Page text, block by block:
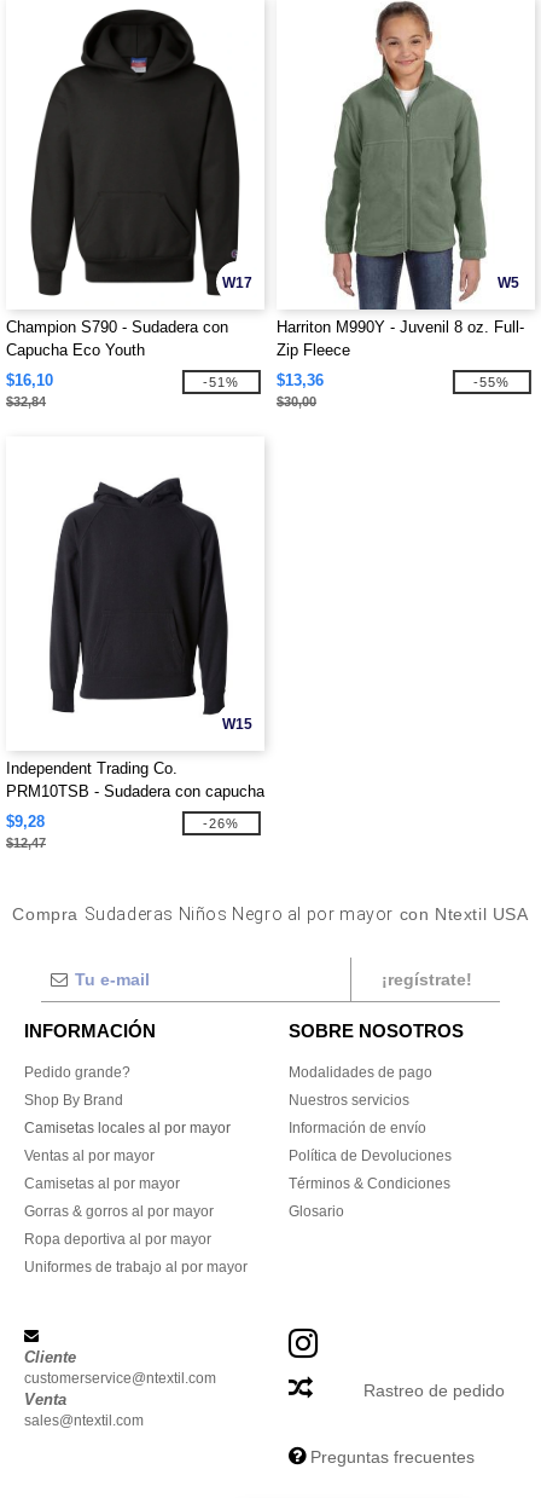
W17
Champion S790 - Sudadera con
Capucha Eco Youth
$16,10
$32,84
-51%
W5
Harriton M990Y - Juvenil 8 oz. Full-
Zip Fleece
$13,36
$30,00
-55%
W15
Independent Trading Co.
PRM10TSB - Sudadera con capucha
ligera de raglán para niño pequeño
$9,28
$12,47
-26%
Compra Sudaderas Niños Negro al por mayor con Ntextil USA
¡regístrate!
INFORMACIÓN
Pedido grande?
Shop By Brand
Camisetas locales al por mayor
Ventas al por mayor
Camisetas al por mayor
Gorras & gorros al por mayor
Ropa deportiva al por mayor
Uniformes de trabajo al por mayor
SOBRE NOSOTROS
Modalidades de pago
Nuestros servicios
Información de envío
Política de Devoluciones
Términos & Condiciones
Glosario
Cliente
customerservice@ntextil.com
Venta
sales@ntextil.com
Rastreo de pedido
Preguntas frecuentes